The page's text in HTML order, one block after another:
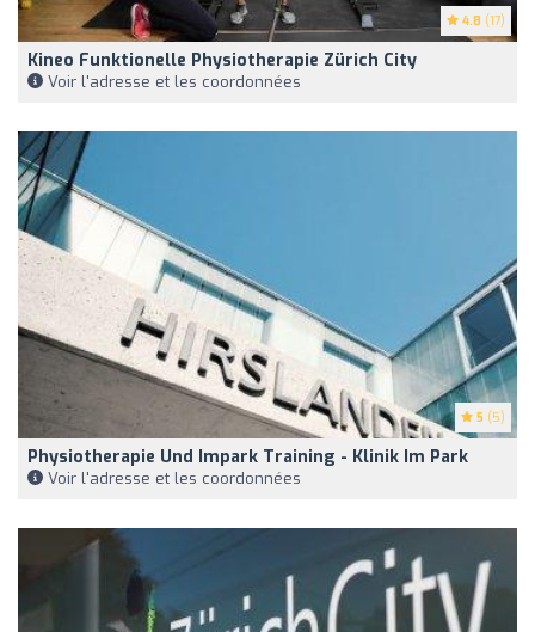
4.8 (17)
Kineo Funktionelle Physiotherapie Zürich City
Voir l'adresse et les coordonnées
5 (5)
Physiotherapie Und Impark Training - Klinik Im Park
Voir l'adresse et les coordonnées